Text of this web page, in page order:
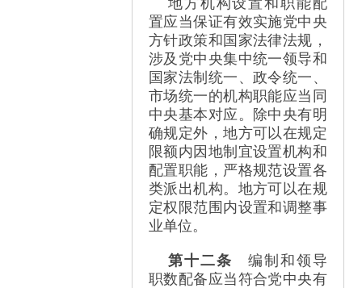
置应当保证有效实施党中央
方针政策和国家法律法规，
涉及党中央集中统一领导和
国家法制统一、政令统一、
市场统一的机构职能应当同
中央基本对应。除中央有明
确规定外，地方可以在规定
限额内因地制宜设置机构和
配置职能，严格规范设置各
类派出机构。地方可以在规
定权限范围内设置和调整事
业单位。
第十二条 编制和领导
职数配备应当符合党中央有